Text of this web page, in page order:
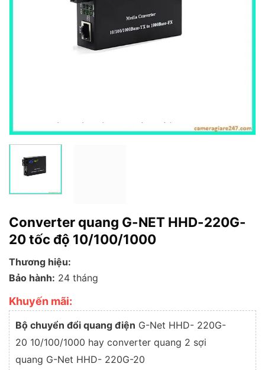
Converter quang G-NET HHD-220G-
20 tốc độ 10/100/1000
Thương hiệu:
Bảo hành: 24 tháng
Khuyến mãi:
Bộ chuyển đổi quang điện G-Net HHD- 220G-
20 10/100/1000 hay converter quang 2 sợi
quang G-Net HHD- 220G-20